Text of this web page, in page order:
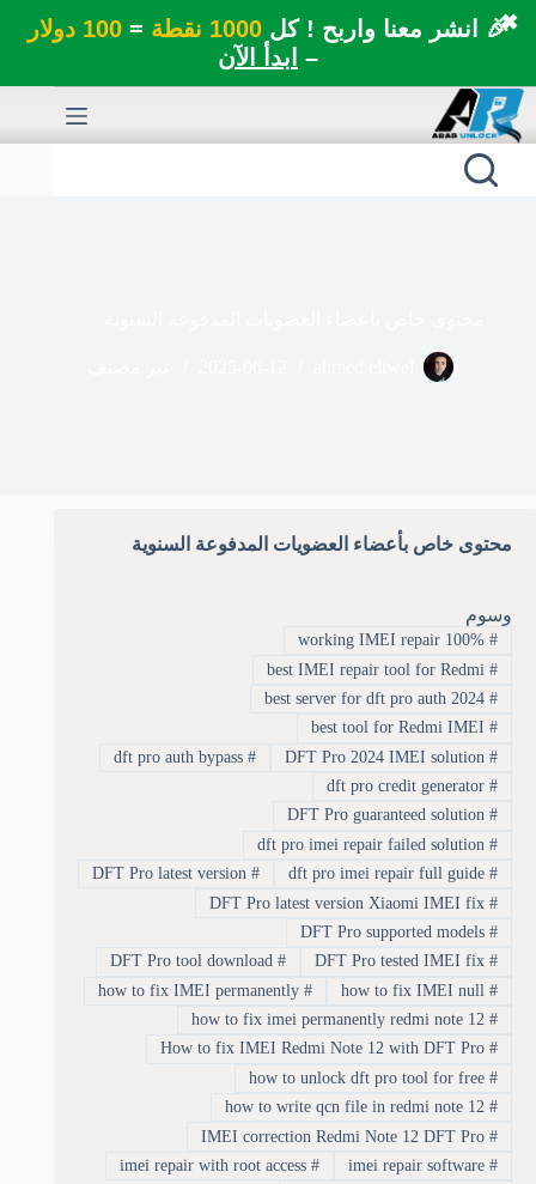
🎉 انشر معنا واربح ! كل1000 نقطة =100 دولار
– ابدأ الآن
✖
التجاوز
إلى
المحتوى
محتوى خاص بأعضاء العضويات المدفوعة السنوية
وسوم
#
100% working IMEI repair
#
best IMEI repair tool for Redmi
#
best server for dft pro auth 2024
#
best tool for Redmi IMEI
#
DFT Pro 2024 IMEI solution
#
dft pro auth bypass
#
dft pro credit generator
#
DFT Pro guaranteed solution
#
dft pro imei repair failed solution
#
dft pro imei repair full guide
#
DFT Pro latest version
#
DFT Pro latest version Xiaomi IMEI fix
#
DFT Pro supported models
#
DFT Pro tested IMEI fix
#
DFT Pro tool download
#
how to fix IMEI null
#
how to fix IMEI permanently
#
how to fix imei permanently redmi note 12
#
How to fix IMEI Redmi Note 12 with DFT Pro
#
how to unlock dft pro tool for free
#
how to write qcn file in redmi note 12
#
IMEI correction Redmi Note 12 DFT Pro
#
imei repair software
#
imei repair with root access